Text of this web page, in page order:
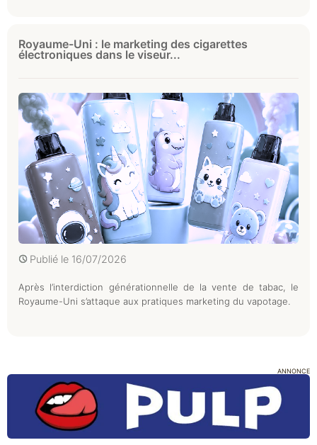
Royaume-Uni : le marketing des cigarettes
électroniques dans le viseur...
Publié le 16/07/2026
Après l’interdiction générationnelle de la vente de tabac, le
Royaume-Uni s’attaque aux pratiques marketing du vapotage.
ANNONCE